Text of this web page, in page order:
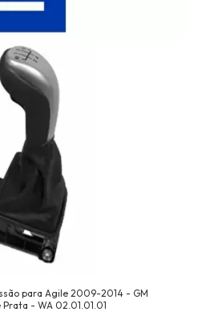
para Agile 2009-2014 - GM
- WA 02.01.01.01